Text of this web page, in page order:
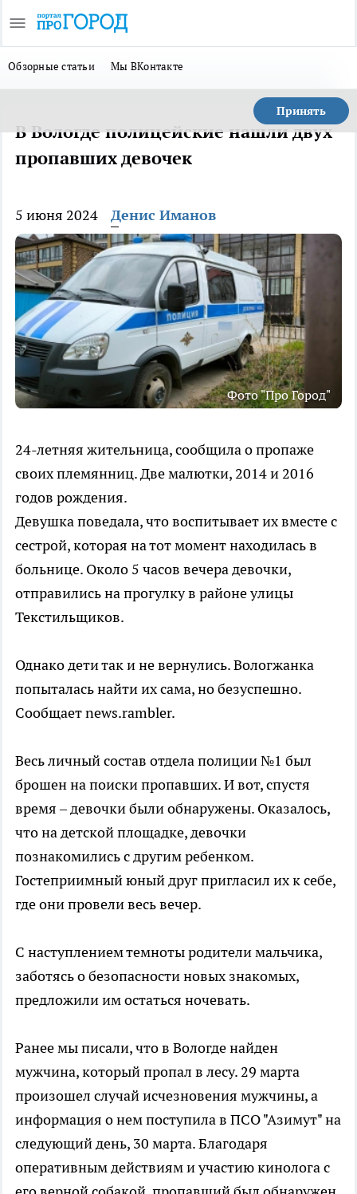
Обзорные статьи Мы ВКонтакте
Принять
В Вологде полицейские нашли двух
пропавших девочек
5 июня 2024 Денис Иманов
Фото "Про Город"
24-летняя жительница, сообщила о пропаже
своих племянниц. Две малютки, 2014 и 2016
годов рождения.
Девушка поведала, что воспитывает их вместе с
сестрой, которая на тот момент находилась в
больнице. Около 5 часов вечера девочки,
отправились на прогулку в районе улицы
Текстильщиков.
Однако дети так и не вернулись. Вологжанка
попыталась найти их сама, но безуспешно.
Сообщает news.rambler.
Весь личный состав отдела полиции №1 был
брошен на поиски пропавших. И вот, спустя
время – девочки были обнаружены. Оказалось,
что на детской площадке, девочки
познакомились с другим ребенком.
Гостеприимный юный друг пригласил их к себе,
где они провели весь вечер.
С наступлением темноты родители мальчика,
заботясь о безопасности новых знакомых,
предложили им остаться ночевать.
Ранее мы писали, что в Вологде найден
мужчина, который пропал в лесу. 29 марта
произошел случай исчезновения мужчины, а
информация о нем поступила в ПСО "Азимут" на
следующий день, 30 марта. Благодаря
оперативным действиям и участию кинолога с